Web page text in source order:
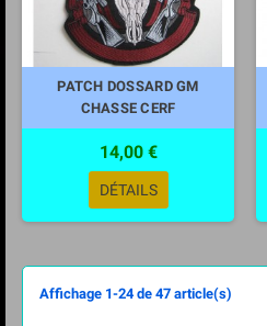
PATCH DOSSARD GM
CHASSE CERF
14,00 €
DÉTAILS
Affichage 1-24 de 47 article(s)